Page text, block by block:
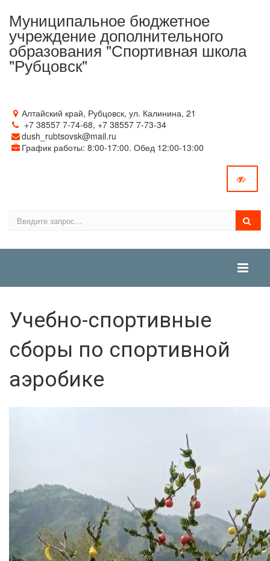
Муниципальное бюджетное
учреждение дополнительного
образования "Спортивная школа
"Рубцовск"
Алтайский край, Рубцовск, ул. Калинина, 21
+7 38557 7‑74-68, +7 38557 7‑73-34
dush_rubtsovsk@mail.ru
График работы: 8:00-17:00. Обед 12:00-13:00
Учебно-спортивные
сборы по спортивной
аэробике